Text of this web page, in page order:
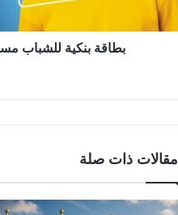
بطاقة بنكية للشباب
مقالات ذات صلة